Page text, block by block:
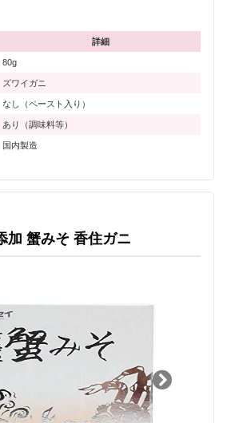
詳細
80g
ズワイガニ
なし（ペースト入り）
あり（調味料等）
国内製造
加 蟹みそ 香住ガニ